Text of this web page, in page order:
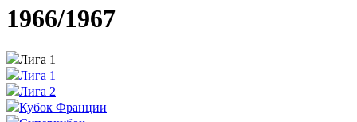
1966/1967
Лига 1
Лига 1
Лига 2
Кубок Франции